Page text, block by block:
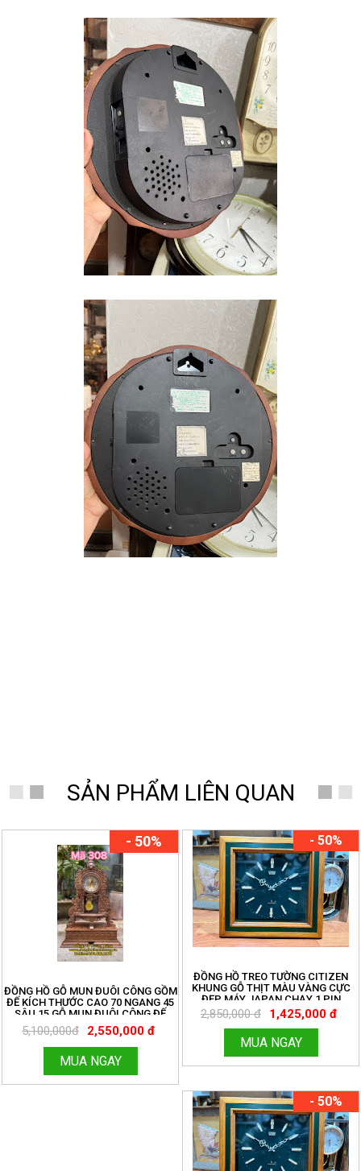
SẢN PHẨM LIÊN QUAN
- 50%
ĐỒNG HỒ GỖ MUN ĐUÔI CÔNG GỒM
ĐẾ KÍCH THƯỚC CAO 70 NGANG 45
SÂU 15 GỖ MUN ĐUÔI CÔNG ĐẾ
20X50 CAO 20. CÓ CHUÔNG NHẠC
CỔ ĐIỆN TỬ NGHE RẤT HAY
5,100,000đ 2,550,000 đ
MUA NGAY
- 50%
ĐỒNG HỒ TREO TƯỜNG CITIZEN
KHUNG GỖ THỊT MÀU VÀNG CỰC
ĐẸP MÁY JAPAN CHẠY 1 PIN
TRUNG MÁY CHẠY TỐT VỎ MỚI 98%
2,850,000 đ 1,425,000 đ
MUA NGAY
- 50%